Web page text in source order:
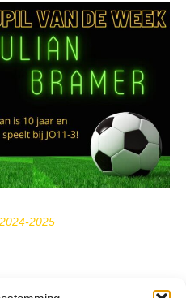
2025